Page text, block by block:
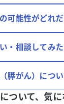
可能性がどれ
・相談してみ
膵がん）につ
ついて、気に